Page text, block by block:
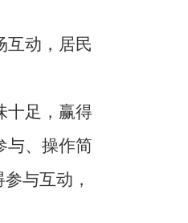
动，居民
十足，赢得
与、操作简
与互动，